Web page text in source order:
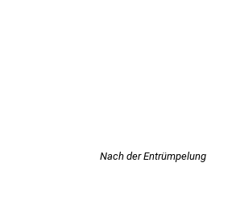
Nach der Entrümpelung